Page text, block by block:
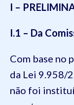
I –
I.1 – Da
Com base no
da Lei 9.958/
não foi